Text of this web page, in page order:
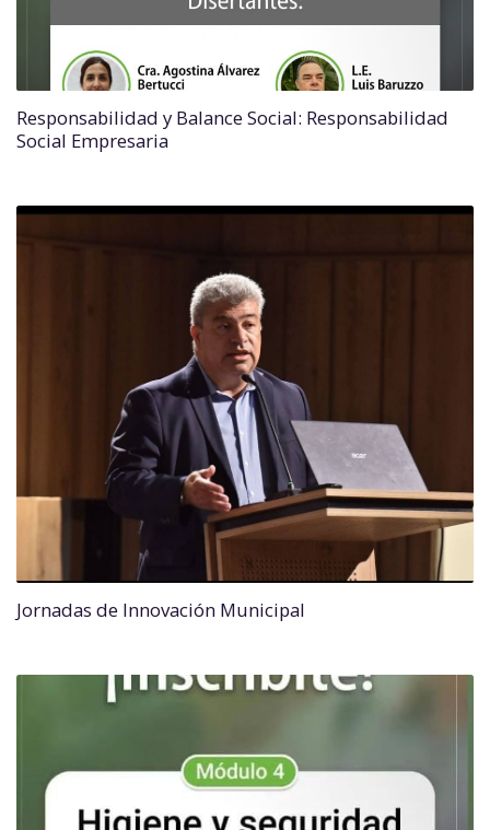
Responsabilidad y Balance Social: Responsabilidad
Social Empresaria
Jornadas de Innovación Municipal